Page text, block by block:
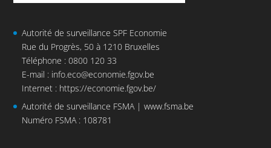
Autorité de surveillance SPF Economie
Rue du Progrès, 50 à 1210 Bruxelles
Téléphone : 0800 120 33
E-mail : info.eco@economie.fgov.be
Internet : https://economie.fgov.be/
Autorité de surveillance FSMA |www.fsma.be
Numéro FSMA : 108781